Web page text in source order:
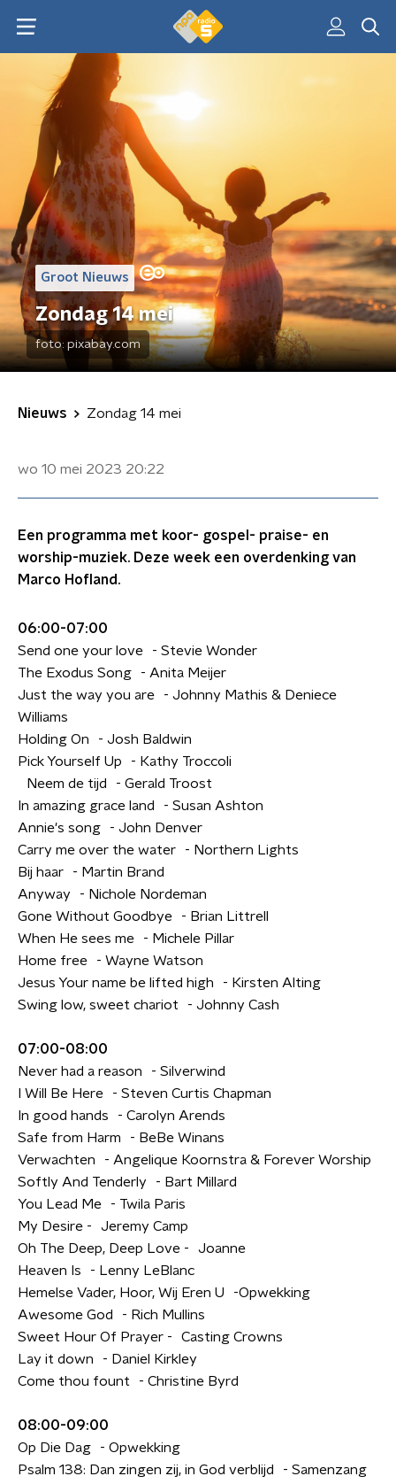
Groot Nieuws
Zondag 14 mei
foto: pixabay.com
Nieuws Zondag 14 mei
wo 10 mei 2023 20:22
Een programma met koor- gospel- praise- en
worship-muziek. Deze week een overdenking van
Marco Hofland.
06:00-07:00
Send one your love - Stevie Wonder
The Exodus Song - Anita Meijer
Just the way you are - Johnny Mathis & Deniece
Williams
Holding On - Josh Baldwin
Pick Yourself Up - Kathy Troccoli
Neem de tijd - Gerald Troost
In amazing grace land - Susan Ashton
Annie's song - John Denver
Carry me over the water - Northern Lights
Bij haar - Martin Brand
Anyway - Nichole Nordeman
Gone Without Goodbye - Brian Littrell
When He sees me - Michele Pillar
Home free - Wayne Watson
Jesus Your name be lifted high - Kirsten Alting
Swing low, sweet chariot - Johnny Cash
07:00-08:00
Never had a reason - Silverwind
I Will Be Here - Steven Curtis Chapman
In good hands - Carolyn Arends
Safe from Harm - BeBe Winans
Verwachten - Angelique Koornstra & Forever Worship
Softly And Tenderly - Bart Millard
You Lead Me - Twila Paris
My Desire - Jeremy Camp
Oh The Deep, Deep Love - Joanne
Heaven Is - Lenny LeBlanc
Hemelse Vader, Hoor, Wij Eren U -Opwekking
Awesome God - Rich Mullins
Sweet Hour Of Prayer - Casting Crowns
Lay it down - Daniel Kirkley
Come thou fount - Christine Byrd
08:00-09:00
Op Die Dag - Opwekking
Psalm 138: Dan zingen zij, in God verblijd - Samenzang